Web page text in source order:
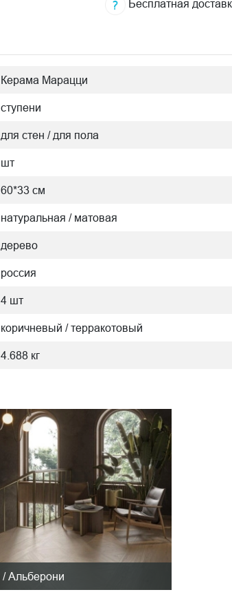
Бесплатная
Керама Марацци
ступени
для стен / для пола
шт
60*33 см
натуральная / матовая
дерево
россия
4 шт
коричневый / терракотовый
4.688 кг
/ Альберони